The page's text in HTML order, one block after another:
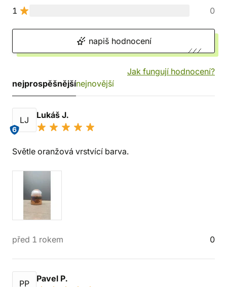
1
0
napiš hodnocení
Jak fungují hodnocení?
nejprospěšnějšínejnovější
LJ
6
Lukáš J.
Světle oranžová vrstvící barva.
před 1 rokem 0
PP Pavel P.